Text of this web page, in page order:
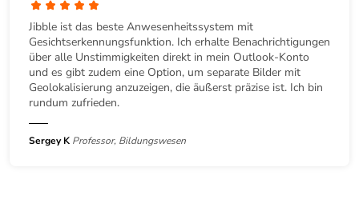
Jibble ist das beste Anwesenheitssystem mit
Gesichtserkennungsfunktion. Ich erhalte Benachrichtigungen
über alle Unstimmigkeiten direkt in mein Outlook-Konto
und es gibt zudem eine Option, um separate Bilder mit
Geolokalisierung anzuzeigen, die äußerst präzise ist. Ich bin
rundum zufrieden.
Sergey K Professor, Bildungswesen